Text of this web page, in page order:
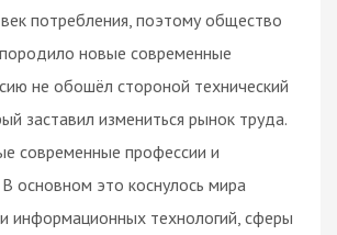
потребления, поэтому общество
новые современные
не обошёл стороной технический
заставил измениться рынок труда.
современные профессии и
В основном это коснулось мира
информационных технологий, сферы